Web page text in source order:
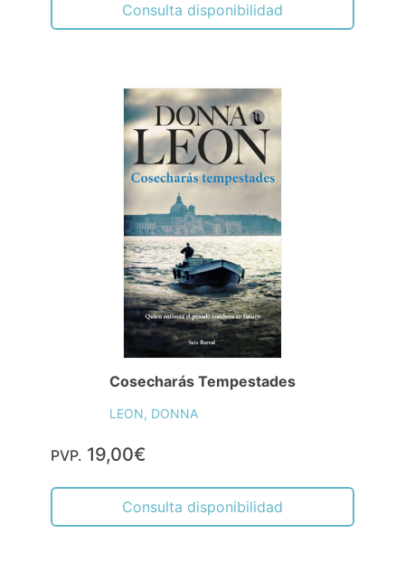
Consulta disponibilidad
Cosecharás Tempestades
LEON, DONNA
PVP. 19,00€
Consulta disponibilidad